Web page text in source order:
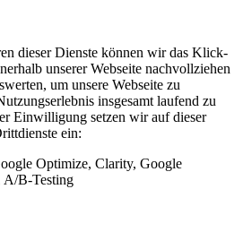
dieser Dienste können wir das Klick-
unserer Webseite nachvollziehen
um unsere Webseite zu
insgesamt laufend zu
Einwilligung setzen wir auf dieser
ein:
Optimize, Clarity, Google
A/B-Testing